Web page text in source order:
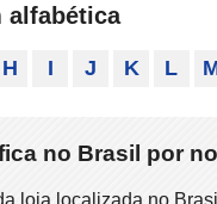
alfabética
H I J K L
no Brasil por
loja localizada no